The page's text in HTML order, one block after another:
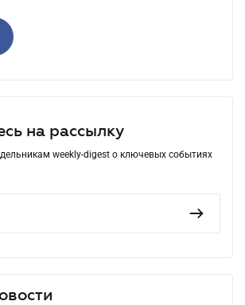
на рассылку
weekly-digest о ключевых событиях